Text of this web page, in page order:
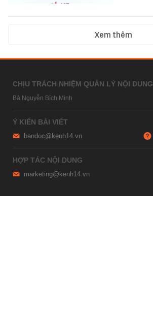
Xem thêm
CHỊU TRÁCH NHIỆM QUẢN LÝ NỘI DUNG
Bà Nguyễn Bích Minh
Ý KIẾN BÀI VIẾT
bandoc@kenh14.vn
HỢP TÁC NỘI DUNG
marketing@kenh14.vn